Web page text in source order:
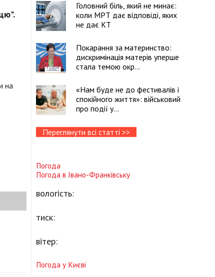
на
Головний біль, який не минає:
коли МРТ дає відповіді, яких
не дає КТ
Покарання за материнство:
дискримінація матерів уперше
стала темою окр...
«Нам буде не до фестивалів і
спокійного життя»: військовий
про події у...
Переглянути всі статті >>
Погода
Погода в Івано-Франківську
вологість:
тиск:
вітер:
Погода у Києві